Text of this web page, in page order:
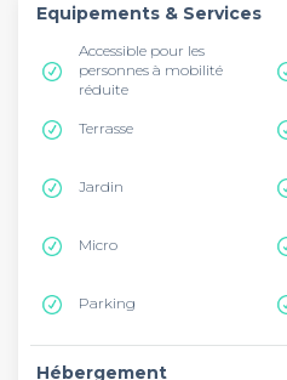
Equipements & Services
Accessible pour les
personnes à mobilité
réduite
Terrasse
Jardin
Micro
Parking
Hébergement